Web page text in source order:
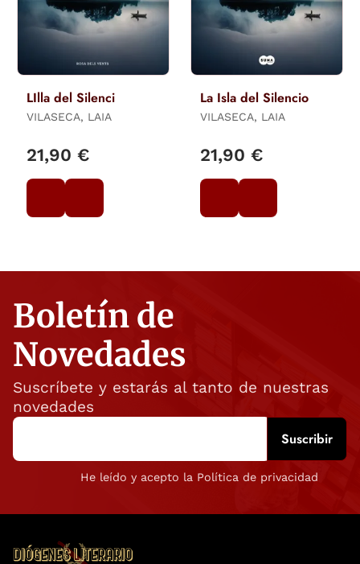
LIlla del Silenci
VILASECA, LAIA
21,90 €
La Isla del Silencio
VILASECA, LAIA
21,90 €
Boletín de
Novedades
Suscríbete y estarás al tanto de nuestras
novedades
He leído y acepto la Política de privacidad